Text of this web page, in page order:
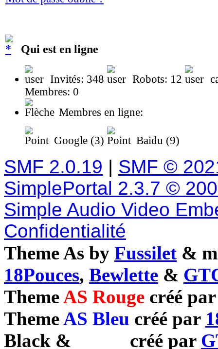
Qui est en ligne
Invités: 348 Robots: 12
Membres: 0
Membres en ligne:
Google (3) Baidu (9)
SMF 2.0.19 | SMF ©
SimplePortal 2.3.7 ©
Simple Audio Video
Confidentialité
Theme As by Fussilet &
18Pouces, Bewlette &
ThemeAS Rouge créé
ThemeAS Bleu créé par
Black & créé par